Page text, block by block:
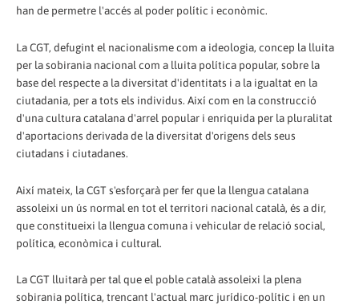
han de permetre l'accés al poder polític i econòmic.
La CGT, defugint el nacionalisme com a ideologia, concep la lluita
per la sobirania nacional com a lluita política popular, sobre la
base del respecte a la diversitat d'identitats i a la igualtat en la
ciutadania, per a tots els individus. Així com en la construcció
d'una cultura catalana d'arrel popular i enriquida per la pluralitat
d'aportacions derivada de la diversitat d'origens dels seus
ciutadans i ciutadanes.
Així mateix, la CGT s'esforçarà per fer que la llengua catalana
assoleixi un ús normal en tot el territori nacional català, és a dir,
que constitueixi la llengua comuna i vehicular de relació social,
política, econòmica i cultural.
La CGT lluitarà per tal que el poble català assoleixi la plena
sobirania política, trencant l'actual marc jurídico-polític i en un